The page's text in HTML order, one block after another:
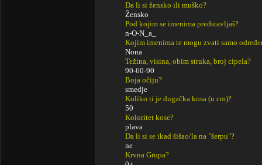
Da li si žensko ili muško?
Žensko
Pod kojim se imenima predstavljaš?
n-O-N_a_
Kojim imenima te mogu zvati samo
Nona
Težina, visina, obim struka, broj cipela?
90-60-90
Boja očiju?
smedje
Koliko ti je dugačka kosa (u cm)?
50
Koloritet kose?
plava
Da li si se ikad šišao/la na "šerpu"?
ne
Krvna Grupa?